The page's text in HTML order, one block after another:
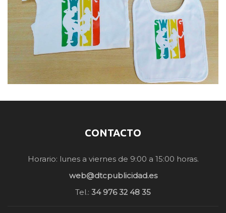
CONTACTO
Horario: lunes a viernes de 9:00 a 15:00 horas.
web@dtcpublicidad.es
Tel.: 34 976 32 48 35